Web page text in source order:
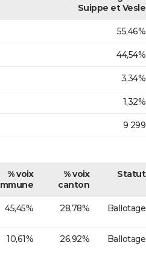
Suippe et Vesle
55,46%
44,54%
3,34%
1,32%
9 299
% voix
% voix
canton
Statut
45,45% 28,78% Ballotage
10,61% 26,92% Ballotage